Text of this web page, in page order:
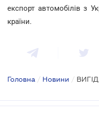
експорт автомобілів з
країни.
Головна / Новини /